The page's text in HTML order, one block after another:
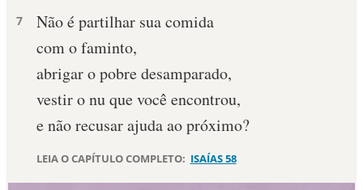
10 MANDAMENTOS
ESTUDOS BÍBLICOS
TEMAS
7
Não é partilhar sua comida
com o faminto,
abrigar o pobre desamparado,
vestir o nu que você encontrou,
e não recusar ajuda ao próximo?
LEIA O CAPÍTULO COMPLETO: ISAÍAS 58